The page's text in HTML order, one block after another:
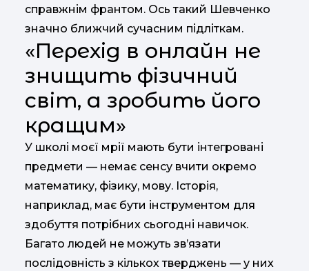
справжнім франтом. Ось такий Шевченко
значно ближчий сучасним підліткам.
«Перехід в онлайн не
знищить фізичний
світ, а зробить його
кращим»
У школі моєї мрії мають бути інтегровані
предмети — немає сенсу вчити окремо
математику, фізику, мову. Історія,
наприклад, має бути інструментом для
здобуття потрібних сьогодні навичок.
Багато людей не можуть зв’язати
послідовність з кількох тверджень — у них